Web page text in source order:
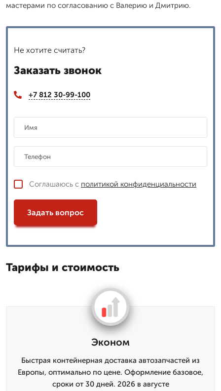
мастерами по согласованию с Валерию и Дмитрию.
Не хотите считать?
Заказать звонок
+7 812 30-99-100
Соглашаюсь с политикой конфиденциальности
Задать вопрос
Тарифы и стоимость
Эконом
Быстрая контейнерная доставка автозапчастей из
Европы, оптимально по цене. Оформление базовое,
сроки от 30 дней. 2026 в августе